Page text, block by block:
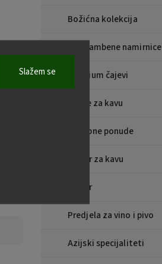
Slažem se
Božićna kolekcija
Prehrambene namirnice
Premium čajevi
Šalice za kavu
Posebne ponude
Pribor za kavu
Pribor
Predjela za vino i pivo
Azijski specijaliteti